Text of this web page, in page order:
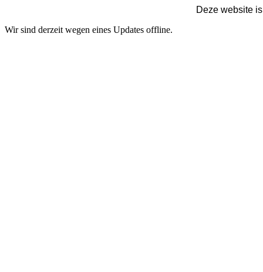
Deze website
Wir sind derzeit wegen eines Updates offline.